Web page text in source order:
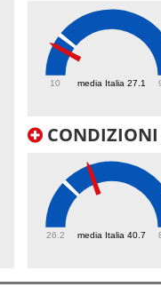
media Italia 27.1
10
CONDIZIONI
media Italia 40.7
26.2